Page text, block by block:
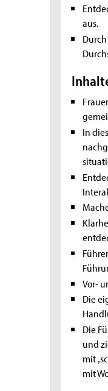
aus.
In
Vor-
Die
Die
und
mit
mit